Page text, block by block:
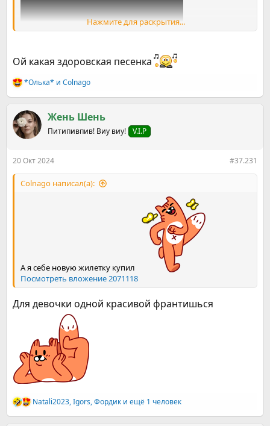
Нажмите для раскрытия...
Ой какая здоровская песенка
Р
е
к
ц
и
*Олька* и Colnago
Жень Шень
Питипивпив! Виу виу! V.I.P
20 Окт 2024 #37.231
Colnago написал(а):
А я себе новую жилетку купил
Посмотреть вложение 2071118
Для девочки одной красивой франтишься
Р
е
Natali2023,Igors,Фордик и ещё 1 человек